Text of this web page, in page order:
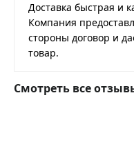
Доставка быстрая и
Компания
стороны договор и
товар.
Смотреть все